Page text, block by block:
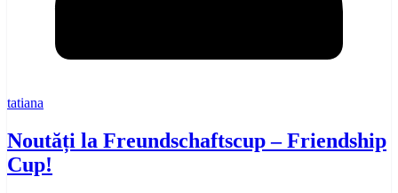
tatiana
Noutăți la Freundschaftscup – Friendship
Cup!